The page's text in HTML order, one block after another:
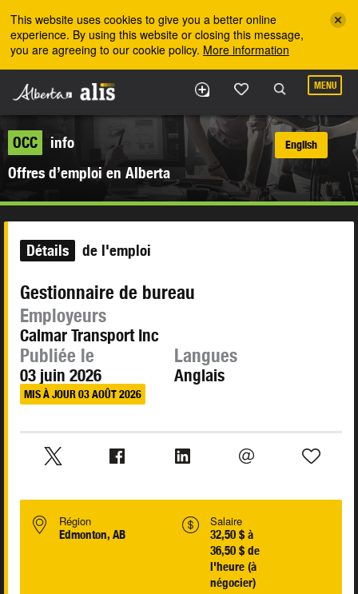
This website uses cookies to give you a better online
experience. By using this website or closing this message,
you are agreeing to our cookie policy. More information
MENU
OCC
info
Offres d’emploi en Alberta
English
Détails de l'emploi
Gestionnaire de bureau
Employeurs
Calmar Transport Inc
Publiée le
03 juin 2026
MIS À JOUR 03 AOÛT 2026
Langues
Anglais
Région
Edmonton, AB
Salaire
32,50 $ à
36,50 $ de
l'heure (à
négocier)